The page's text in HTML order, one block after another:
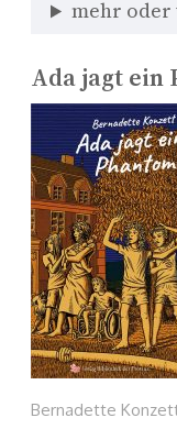
mehr oder
Ada jagt ein
Bernadette